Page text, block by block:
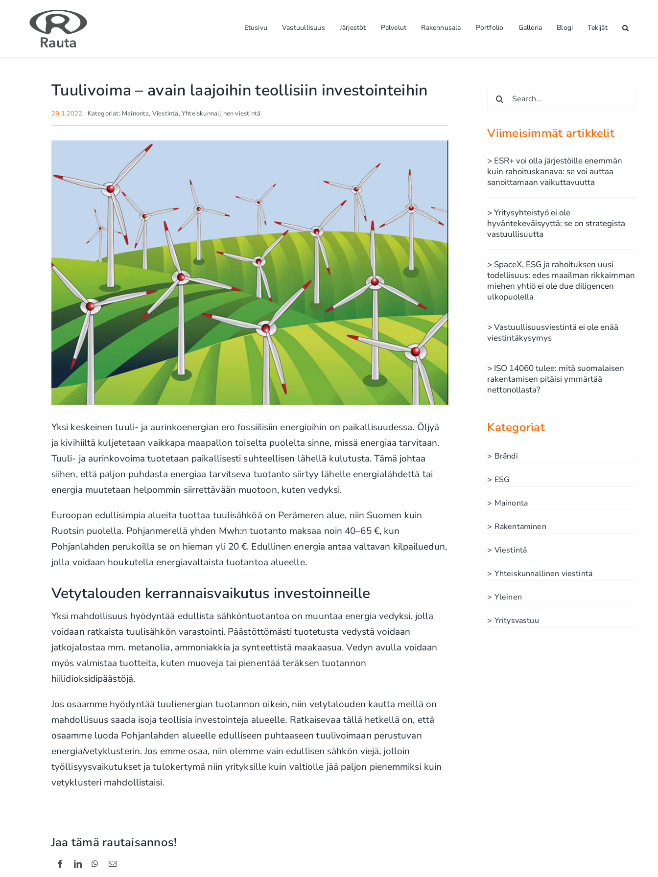
Etusivu Vastuullisuus Järjestöt Palvelut Rakennusala Portfolio Galleria Blogi Tekijät
Tuulivoima – avain laajoihin teollisiin investointeihin
28.1.2022 Kategoriat: Mainonta, Viestintä,Yhteiskunnallinen viestintä
Yksi keskeinen tuuli- ja aurinkoenergian ero fossiilisiin energioihin on paikallisuudessa. Öljyä
ja kivihiiltä kuljetetaan vaikkapa maapallon toiselta puolelta sinne, missä energiaa tarvitaan.
Tuuli- ja aurinkovoima tuotetaan paikallisesti suhteellisen lähellä kulutusta. Tämä johtaa
siihen, että paljon puhdasta energiaa tarvitseva tuotanto siirtyy lähelle energialähdettä tai
energia muutetaan helpommin siirrettävään muotoon, kuten vedyksi.
Euroopan edullisimpia alueita tuottaa tuulisähköä on Perämeren alue, niin Suomen kuin
Ruotsin puolella. Pohjanmerellä yhden Mwh:n tuotanto maksaa noin 40–65 €, kun
Pohjanlahden perukoilla se on hieman yli 20 €. Edullinen energia antaa valtavan kilpailuedun,
jolla voidaan houkutella energiavaltaista tuotantoa alueelle.
Vetytalouden kerrannaisvaikutus investoinneille
Yksi mahdollisuus hyödyntää edullista sähköntuotantoa on muuntaa energia vedyksi, jolla
voidaan ratkaista tuulisähkön varastointi. Päästöttömästi tuotetusta vedystä voidaan
jatkojalostaa mm. metanolia, ammoniakkia ja synteettistä maakaasua. Vedyn avulla voidaan
myös valmistaa tuotteita, kuten muoveja tai pienentää teräksen tuotannon
hiilidioksidipäästöjä.
Jos osaamme hyödyntää tuulienergian tuotannon oikein, niin vetytalouden kautta meillä on
mahdollisuus saada isoja teollisia investointeja alueelle. Ratkaisevaa tällä hetkellä on, että
osaamme luoda Pohjanlahden alueelle edulliseen puhtaaseen tuulivoimaan perustuvan
energia/vetyklusterin. Jos emme osaa, niin olemme vain edullisen sähkön viejä, jolloin
työllisyysvaikutukset ja tulokertymä niin yrityksille kuin valtiolle jää paljon pienemmiksi kuin
vetyklusteri mahdollistaisi.
Jaa tämä rautaisannos!
Etsi
Viimeisimmät artikkelit
> ESR+ voi olla järjestöille enemmän
kuin rahoituskanava: se voi auttaa
sanoittamaan vaikuttavuutta
> Yritysyhteistyö ei ole
hyväntekeväisyyttä: se on strategista
vastuullisuutta
> SpaceX, ESG ja rahoituksen uusi
todellisuus: edes maailman rikkaimman
miehen yhtiö ei ole due diligencen
ulkopuolella
> Vastuullisuusviestintä ei ole enää
viestintäkysymys
> ISO 14060 tulee: mitä suomalaisen
rakentamisen pitäisi ymmärtää
nettonollasta?
Kategoriat
> Brändi
> ESG
> Mainonta
> Rakentaminen
> Viestintä
> Yhteiskunnallinen viestintä
> Yleinen
> Yritysvastuu